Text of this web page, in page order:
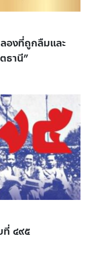
องที่ถูกลืมและ
ธานี”
๔๙๕